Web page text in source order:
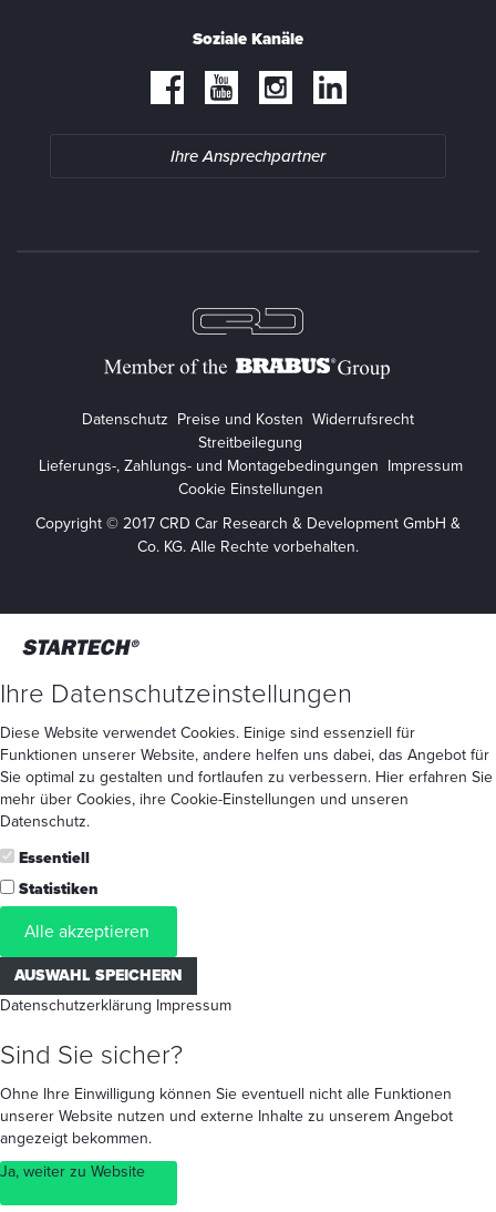
Soziale Kanäle
Ihre Ansprechpartner
Datenschutz Preise und Kosten Widerrufsrecht
Streitbeilegung
Lieferungs-, Zahlungs- und Montagebedingungen Impressum
Cookie Einstellungen
Copyright © 2017 CRD Car Research & Development GmbH &
Co. KG. Alle Rechte vorbehalten.
Ihre Datenschutzeinstellungen
Diese Website verwendet Cookies. Einige sind essenziell für
Funktionen unserer Website, andere helfen uns dabei, das Angebot für
Sie optimal zu gestalten und fortlaufen zu verbessern. Hier erfahren Sie
mehr über Cookies, ihre Cookie-Einstellungen und unseren
Datenschutz.
Essentiell
Statistiken
Alle akzeptieren
AUSWAHL SPEICHERN
Datenschutzerklärung Impressum
Sind Sie sicher?
Ohne Ihre Einwilligung können Sie eventuell nicht alle Funktionen
unserer Website nutzen und externe Inhalte zu unserem Angebot
angezeigt bekommen.
Ja, weiter zu Website